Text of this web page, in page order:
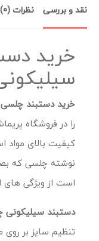
نقد و بررسی نظرات (0)
خرید
خرید دستبند
را در فروشگاه
کیفیت بالای مواد
نوشته چلسی که
است از ویژگی های
دستبند
تنظیم سایز بر